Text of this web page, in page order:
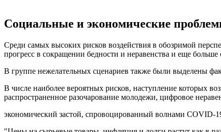
Социальные и экономические
Среди самых высоких рисков воздействия в обозримой
прогресс в сокращении бедности и неравенства и еще
В группе нежелательных сценариев также были выделены
В числе наиболее вероятных рисков, наступление которых
распространенное разочарование молодежи, цифровое
экономический застой, спровоцированный волнами